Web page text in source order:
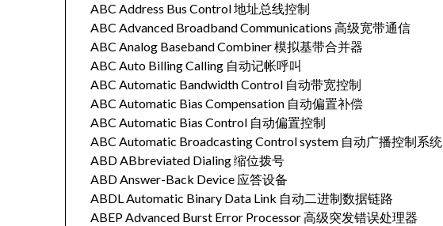
ABC Address Bus Control 地址总线控制
ABC Advanced Broadband Communications 高级宽带通信
ABC Analog Baseband Combiner 模拟基带合并器
ABC Auto Billing Calling 自动记帐呼叫
ABC Automatic Bandwidth Control 自动带宽控制
ABC Automatic Bias Compensation 自动偏置补偿
ABC Automatic Bias Control 自动偏置控制
ABC Automatic Broadcasting Control system 自动广播控制系统
ABD ABbreviated Dialing 缩位拨号
ABD Answer-Back Device 应答设备
ABDL Automatic Binary Data Link 自动二进制数据链路
ABEP Advanced Burst Error Processor 高级突发错误处理器